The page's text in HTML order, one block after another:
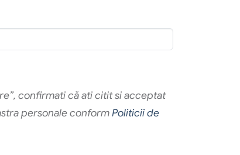
confirmati că ati citit si acceptat
personale conformPoliticii de